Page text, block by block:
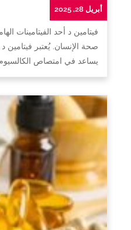
أبريل 28, 2025
فيتامين د أحد الفيتامينات
صحة الإنسان. يُعتبر
يساعد في امتصاص الكالسيوم